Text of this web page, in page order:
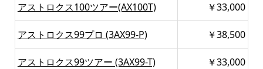
アストロクス100ツアー(AX100T) ￥33,000
アストロクス99プロ (3AX99-P) ￥38,500
アストロクス99ツアー (3AX99-T) ￥33,000